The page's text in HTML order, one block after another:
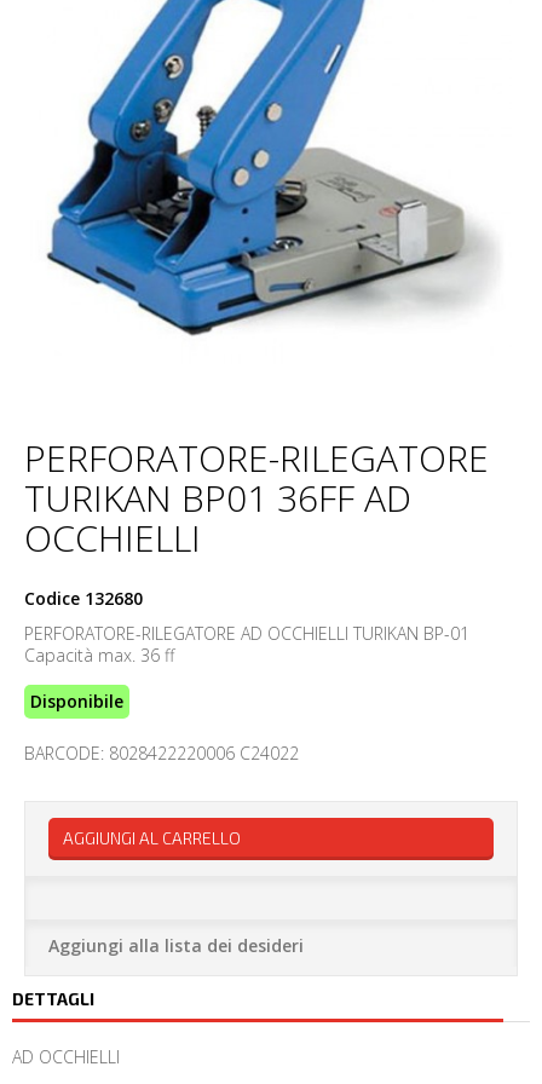
PERFORATORE-RILEGATORE
TURIKAN BP01 36FF AD
OCCHIELLI
Codice 132680
PERFORATORE-RILEGATORE AD OCCHIELLI TURIKAN BP-01
Capacità max. 36 ff
Disponibile
BARCODE: 8028422220006 C24022
AGGIUNGI AL CARRELLO
Aggiungi alla lista dei desideri
DETTAGLI
AD OCCHIELLI